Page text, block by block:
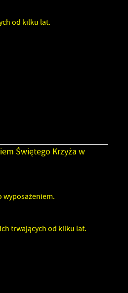
od kilku lat.
Świętego Krzyża w
wyposażeniem.
trwających od kilku lat.